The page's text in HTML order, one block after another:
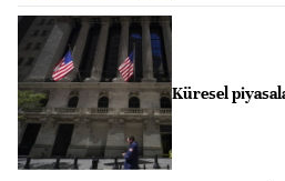
Küresel